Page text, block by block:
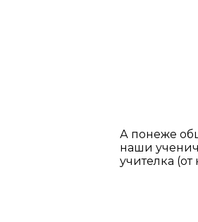
А понеже
наши
учителка